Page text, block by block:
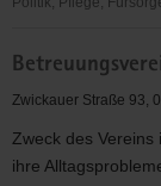
und
Zwickauer Straße 93,
Zweck des
ihre